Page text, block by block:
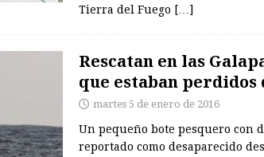
Tierra del Fuego […]
Rescatan en las
que estaban perdidos
martes 5 de enero de 2016
Un pequeño bote pesquero con
reportado como desaparecido